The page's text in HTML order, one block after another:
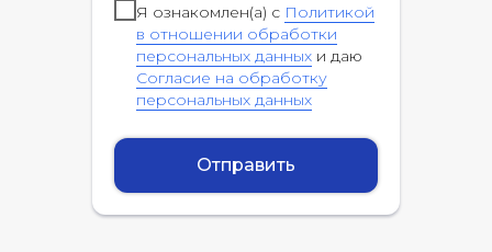
Я ознакомлен(а) с Политикой
в отношении обработки
персональных данных и даю
Согласие на обработку
персональных данных
Отправить